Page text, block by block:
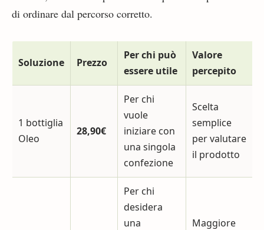
di ordinare dal percorso corretto.
Soluzione Prezzo
Per chi può
essere utile
Valore
percepito
1 bottiglia
Oleo
28,90€
Per chi
vuole
iniziare con
una singola
confezione
Scelta
semplice
per valutare
il prodotto
Per chi
desidera
una
Maggiore